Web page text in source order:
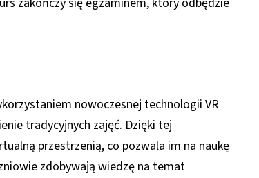
nowoczesnej technologii VR
tradycyjnych zajęć. Dzięki tej
przestrzenią, co pozwala im na naukę
zdobywają wiedzę na temat